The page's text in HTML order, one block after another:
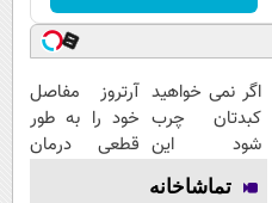
اگر نمی خواهید
کبدتان چرب
شود این
نوشیدنی خوش
طعم را بنوشید
آرتروز مفاصل
خود را به طور
قطعی درمان
تماشاخانه